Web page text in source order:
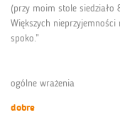
(przy moim stole siedziało
Większych
spoko.”
ogólne wrażenia
dobre